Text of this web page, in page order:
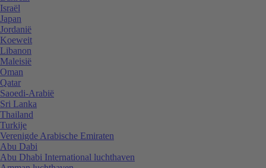
Israël
Japan
Jordanië
Koeweit
Libanon
Maleisië
Oman
Qatar
Saoedi-Arabië
Sri Lanka
Thailand
Turkije
Verenigde Arabische Emiraten
Abu Dabi
Abu Dhabi International luchthaven